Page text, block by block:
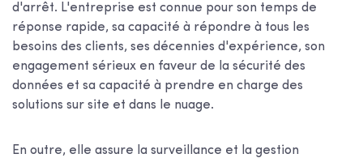
d'arrêt. L'entreprise est connue pour son temps de
réponse rapide, sa capacité à répondre à tous les
besoins des clients, ses décennies d'expérience, son
engagement sérieux en faveur de la sécurité des
données et sa capacité à prendre en charge des
solutions sur site et dans le nuage.
En outre, elle assure la surveillance et la gestion